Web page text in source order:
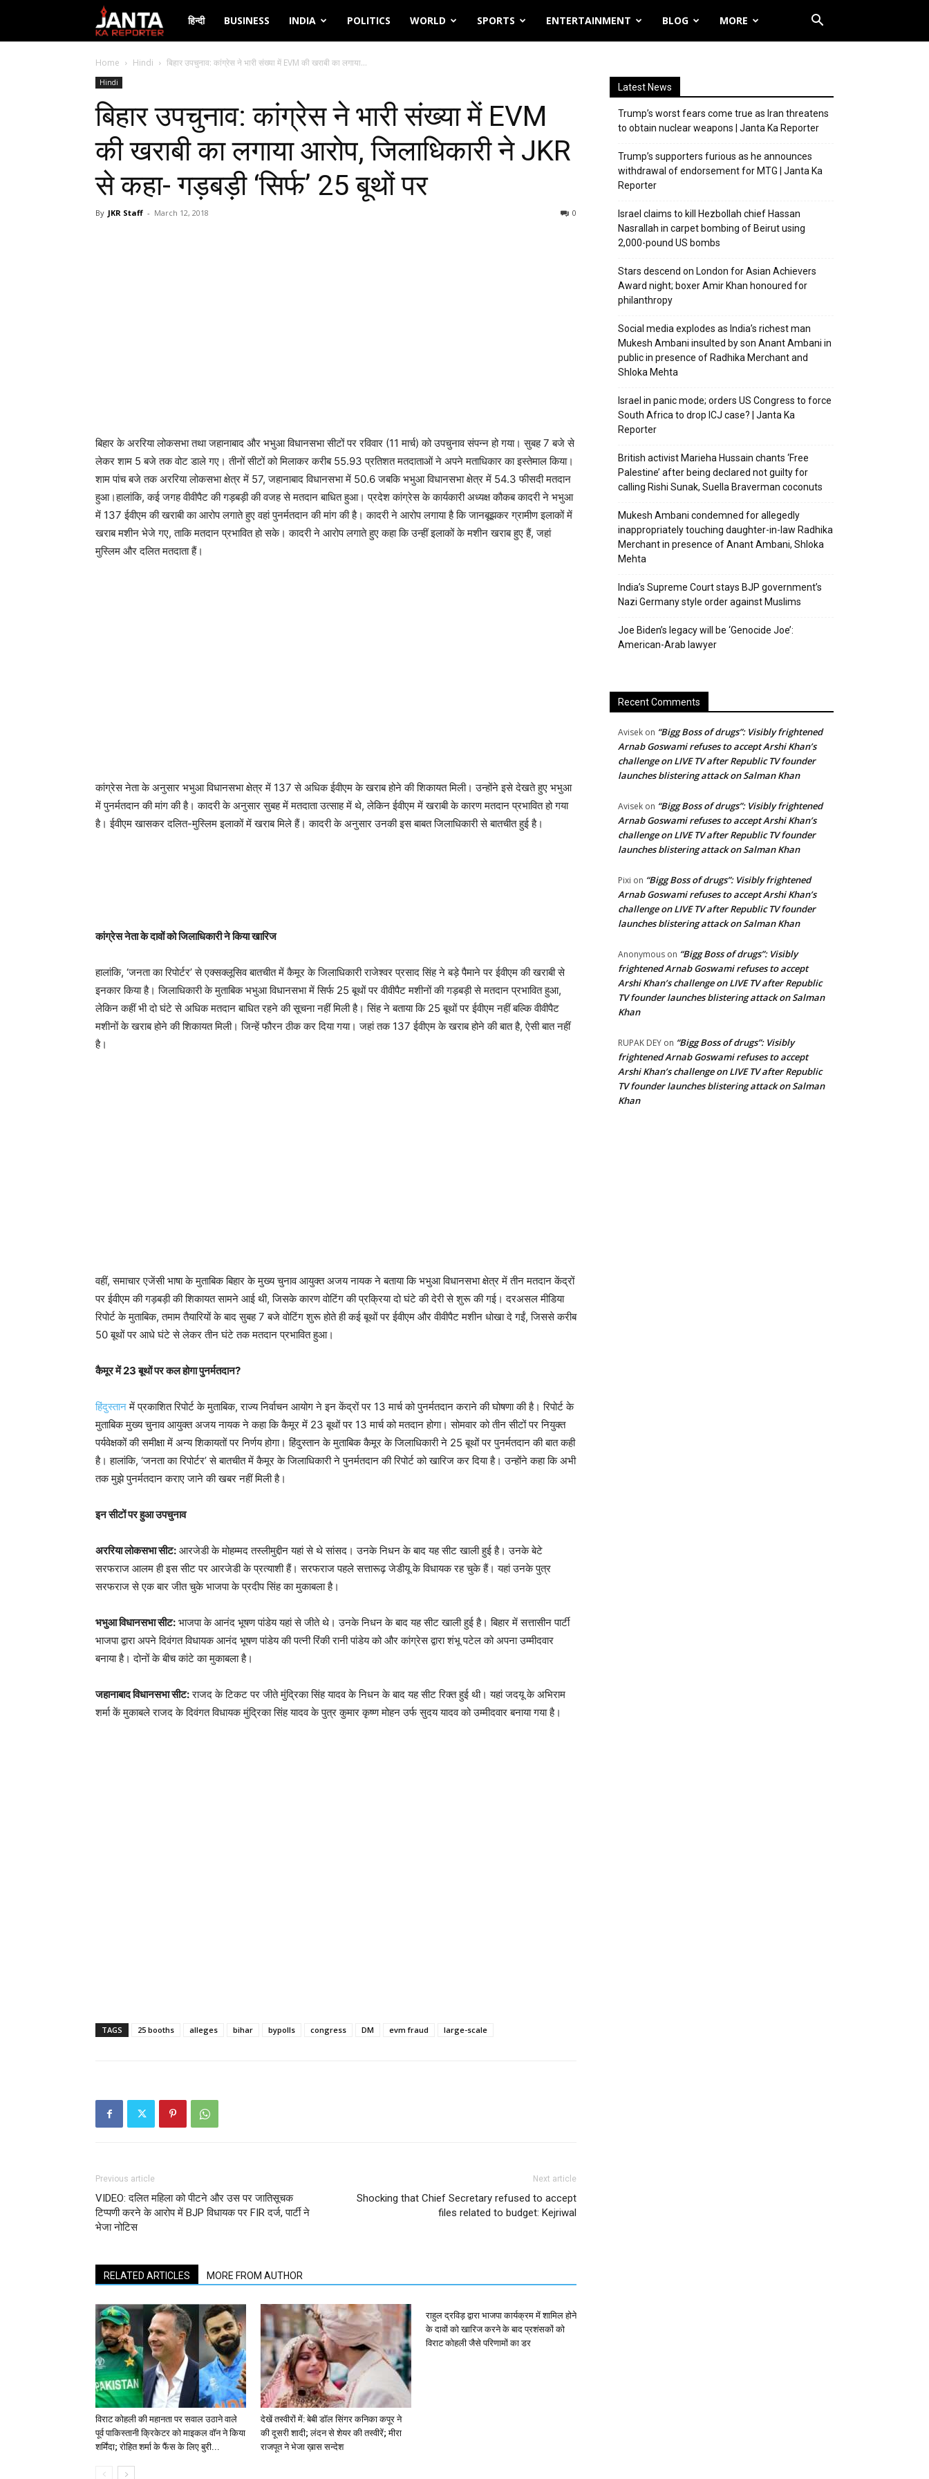
Janta
Ka
हिन्दी BUSINESS INDIA POLITICS WORLD SPORTS ENTERTAINMENT BLOG MORE
Home Hindi बिहार उपचुनाव: कांग्रेस ने भारी संख्या में EVM की खराबी का लगाया...
Hindi
बिहार उपचुनाव: कांग्रेस ने भारी संख्या में EVM
की खराबी का लगाया आरोप, जिलाधिकारी ने JKR
से कहा- गड़बड़ी ‘सिर्फ’ 25 बूथों पर
By JKR Staff - March 12, 2018 0
बिहार के अररिया लोकसभा तथा जहानाबाद और भभुआ विधानसभा सीटों पर रविवार (11 मार्च) को उपचुनाव संपन्न हो गया। सुबह 7 बजे से
लेकर शाम 5 बजे तक वोट डाले गए। तीनों सीटों को मिलाकर करीब 55.93 प्रतिशत मतदाताओं ने अपने मताधिकार का इस्तेमाल किया।
शाम पांच बजे तक अररिया लोकसभा क्षेत्र में 57, जहानाबाद विधानसभा में 50.6 जबकि भभुआ विधानसभा क्षेत्र में 54.3 फीसदी मतदान
हुआ।हालांकि, कई जगह वीवीपैट की गड़बड़ी की वजह से मतदान बाधित हुआ। प्रदेश कांग्रेस के कार्यकारी अध्‍यक्ष कौकब कादरी ने भभुआ
में 137 ईवीएम की खराबी का आरोप लगाते हुए वहां पुनर्मतदान की मांग की है। कादरी ने आरोप लगाया है कि जानबूझकर ग्रामीण इलाकों में
खराब मशीन भेजे गए, ताकि मतदान प्रभावित हो सके। कादरी ने आरोप लगाते हुए कहा कि उन्हीं इलाकों के मशीन खराब हुए हैं, जहां
मुस्लिम और दलित मतदाता हैं।
कांग्रेस नेता के अनुसार भभुआ विधानसभा क्षेत्र में 137 से अधिक ईवीएम के खराब होने की शिकायत मिली। उन्‍होंने इसे देखते हुए भभुआ
में पुनर्मतदान की मांग की है। कादरी के अनुसार सुबह में मतदाता उत्‍साह में थे, लेकिन ईवीएम में खराबी के कारण मतदान प्रभावित हो गया
है। ईवीएम खासकर दलित-मुस्लिम इलाकों में खराब मिले हैं। कादरी के अनुसार उनकी इस बाबत जिलाधिकारी से बातचीत हुई है।
कांग्रेस नेता के दावों को जिलाधिकारी ने किया खारिज
हालांकि, ‘जनता का रिपोर्टर’ से एक्सक्लूसिव बातचीत में कैमूर के जिलाधिकारी राजेश्‍वर प्रसाद सिंह ने बड़े पैमाने पर ईवीएम की खराबी से
इनकार किया है। जिलाधिकारी के मुताबिक भभुआ विधानसभा में सिर्फ 25 बूथों पर वीवीपैट मशीनों की गड़बड़ी से मतदान प्रभावित हुआ,
लेकिन कहीं भी दो घंटे से अधिक मतदान बाधित रहने की सूचना नहीं मिली है। सिंह ने बताया कि 25 बूथों पर ईवीएम नहीं बल्कि वीवीपैट
मशीनों के खराब होने की शिकायत मिली। जिन्‍हें फौरन ठीक कर दिया गया। जहां तक 137 ईवीएम के खराब होने की बात है, ऐसी बात नहीं
है।
वहीं, समाचार एजेंसी भाषा के मुताबिक बिहार के मुख्य चुनाव आयुक्त अजय नायक ने बताया कि भभुआ विधानसभा क्षेत्र में तीन मतदान केंद्रों
पर ईवीएम की गड़बड़ी की शिकायत सामने आई थी, जिसके कारण वोटिंग की प्रक्रिया दो घंटे की देरी से शुरू की गई। दरअसल मीडिया
रिपोर्ट के मुताबिक, तमाम तैयारियों के बाद सुबह 7 बजे वोटिंग शुरू होते ही कई बूथों पर ईवीएम और वीवीपैट मशीन धोखा दे गईं, जिससे करीब
50 बूथों पर आधे घंटे से लेकर तीन घंटे तक मतदान प्रभावित हुआ।
कैमूर में 23 बूथों पर कल होगा पुनर्मतदान?
हिंदुस्तानमें प्रकाशित रिपोर्ट के मुताबिक, राज्य निर्वाचन आयोग ने इन केंद्रों पर 13 मार्च को पुनर्मतदान कराने की घोषणा की है। रिपोर्ट के
मुताबिक मुख्य चुनाव आयुक्त अजय नायक ने कहा कि कैमूर में 23 बूथों पर 13 मार्च को मतदान होगा। सोमवार को तीन सीटों पर नियुक्त
पर्यवेक्षकों की समीक्षा में अन्य शिकायतों पर निर्णय होगा। हिंदुस्तान के मुताबिक कैमूर के जिलाधिकारी ने 25 बूथों पर पुनर्मतदान की बात कही
है। हालांकि, ‘जनता का रिपोर्टर’ से बातचीत में कैमूर के जिलाधिकारी ने पुनर्मतदान की रिपोर्ट को खारिज कर दिया है। उन्होंने कहा कि अभी
तक मुझे पुनर्मतदान कराए जाने की खबर नहीं मिली है।
इन सीटों पर हुआ उपचुनाव
अररिया लोकसभा सीट: आरजेडी के मोहम्मद तस्लीमुद्दीन यहां से थे सांसद। उनके निधन के बाद यह सीट खाली हुई है। उनके बेटे
सरफराज आलम ही इस सीट पर आरजेडी के प्रत्याशी हैं। सरफराज पहले सत्तारूढ़ जेडीयू के विधायक रह चुके हैं। यहां उनके पुत्र
सरफराज से एक बार जीत चुके भाजपा के प्रदीप सिंह का मुकाबला है।
भभुआ विधानसभा सीट: भाजपा के आनंद भूषण पांडेय यहां से जीते थे। उनके निधन के बाद यह सीट खाली हुई है। बिहार में सत्तासीन पार्टी
भाजपा द्वारा अपने दिवंगत विधायक आनंद भूषण पांडेय की पत्नी रिंकी रानी पांडेय को और कांग्रेस द्वारा शंभू पटेल को अपना उम्मीदवार
बनाया है। दोनों के बीच कांटे का मुकाबला है।
जहानाबाद विधानसभा सीट:राजद के टिकट पर जीते मुंद्रिका सिंह यादव के निधन के बाद यह सीट रिक्‍त हुई थी। यहां जदयू के अभिराम
शर्मा कें मुकाबले राजद के दिवंगत विधायक मुंद्रिका सिंह यादव के पुत्र कुमार कृष्ण मोहन उर्फ सुदय यादव को उम्मीदवार बनाया गया है।
TAGS 25 booths alleges bihar bypolls congress DM evm fraud large-scale
Previous article
VIDEO: दलित महिला को पीटने और उस पर जातिसूचक
टिप्पणी करने के आरोप में BJP विधायक पर FIR दर्ज, पार्टी ने
भेजा नोटिस
Next article
Shocking that Chief Secretary refused to accept
files related to budget: Kejriwal
RELATED ARTICLES MORE FROM AUTHOR
विराट कोहली की महानता पर सवाल उठाने वाले
पूर्व पाकिस्तानी क्रिकेटर को माइकल वॉन ने किया
शर्मिंदा; रोहित शर्मा के फैंस के लिए बुरी...
देखें तस्वीरों में: बेबी डॉल सिंगर कनिका कपूर ने
की दूसरी शादी; लंदन से शेयर की तस्वीरें; मीरा
राजपूत ने भेजा ख़ास सन्देश
राहुल द्रविड़ द्वारा भाजपा कार्यक्रम में शामिल होने
के दावों को खारिज करने के बाद प्रशंसकों को
विराट कोहली जैसे परिणामों का डर
Latest News
Trump’s worst fears come true as Iran threatens
to obtain nuclear weapons | Janta Ka Reporter
Trump’s supporters furious as he announces
withdrawal of endorsement for MTG | Janta Ka
Reporter
Israel claims to kill Hezbollah chief Hassan
Nasrallah in carpet bombing of Beirut using
2,000-pound US bombs
Stars descend on London for Asian Achievers
Award night; boxer Amir Khan honoured for
philanthropy
Social media explodes as India’s richest man
Mukesh Ambani insulted by son Anant Ambani in
public in presence of Radhika Merchant and
Shloka Mehta
Israel in panic mode; orders US Congress to force
South Africa to drop ICJ case? | Janta Ka
Reporter
British activist Marieha Hussain chants ‘Free
Palestine’ after being declared not guilty for
calling Rishi Sunak, Suella Braverman coconuts
Mukesh Ambani condemned for allegedly
inappropriately touching daughter-in-law Radhika
Merchant in presence of Anant Ambani, Shloka
Mehta
India’s Supreme Court stays BJP government’s
Nazi Germany style order against Muslims
Joe Biden’s legacy will be ‘Genocide Joe’:
American-Arab lawyer
Recent Comments
Avisek on “Bigg Boss of drugs”: Visibly frightened
Arnab Goswami refuses to accept Arshi Khan’s
challenge on LIVE TV after Republic TV founder
launches blistering attack on Salman Khan
Avisek on “Bigg Boss of drugs”: Visibly frightened
Arnab Goswami refuses to accept Arshi Khan’s
challenge on LIVE TV after Republic TV founder
launches blistering attack on Salman Khan
Pixi on “Bigg Boss of drugs”: Visibly frightened
Arnab Goswami refuses to accept Arshi Khan’s
challenge on LIVE TV after Republic TV founder
launches blistering attack on Salman Khan
Anonymous on “Bigg Boss of drugs”: Visibly
frightened Arnab Goswami refuses to accept
Arshi Khan’s challenge on LIVE TV after Republic
TV founder launches blistering attack on Salman
Khan
RUPAK DEY on “Bigg Boss of drugs”: Visibly
frightened Arnab Goswami refuses to accept
Arshi Khan’s challenge on LIVE TV after Republic
TV founder launches blistering attack on Salman
Khan